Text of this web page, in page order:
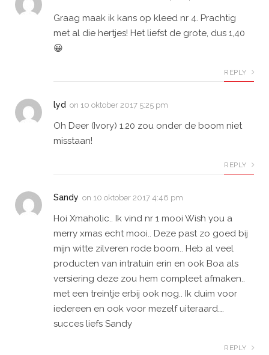
Graag maak ik kans op kleed nr 4. Prachtig
met al die hertjes! Het liefst de grote, dus 1,40
😀
REPLY
lyd on 10 oktober 2017 5:25 pm
Oh Deer (Ivory) 1.20 zou onder de boom niet
misstaan!
REPLY
Sandy on 10 oktober 2017 4:46 pm
Hoi Xmaholic.. Ik vind nr 1 mooi Wish you a
merry xmas echt mooi.. Deze past zo goed bij
mijn witte zilveren rode boom.. Heb al veel
producten van intratuin erin en ook Boa als
versiering deze zou hem compleet afmaken..
met een treintje erbij ook nog.. Ik duim voor
iedereen en ook voor mezelf uiteraard….
succes liefs Sandy
REPLY